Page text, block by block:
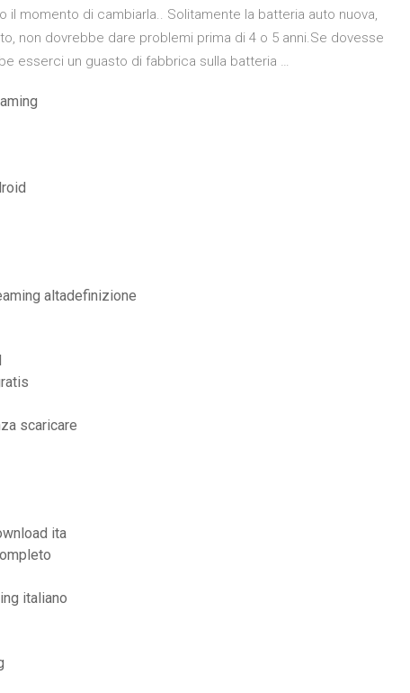
momento di cambiarla.. Solitamente la batteria auto nuova,
non dovrebbe dare problemi prima di 4 o 5 anni.Se dovesse
esserci un guasto di fabbrica sulla batteria …
altadefinizione
scaricare
ita
italiano